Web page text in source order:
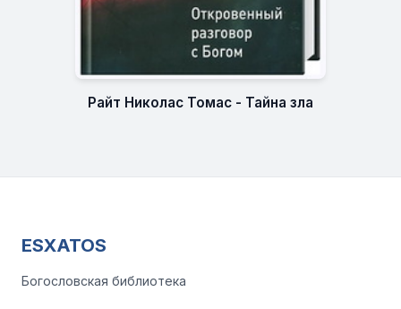
Райт Николас Томас - Тайна зла
ESXATOS
Богословская библиотека